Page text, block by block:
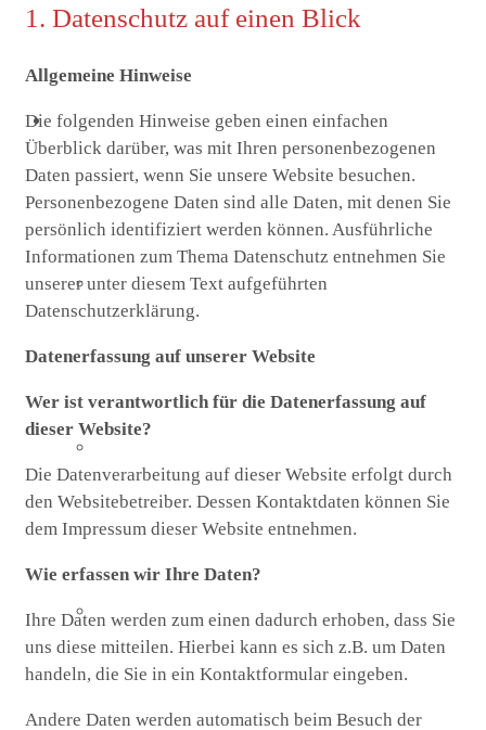
St. Marien
Marienkirche
Flügelaltar
1. Datenschutz auf einen Blick
Allgemeine Hinweise
Die folgenden Hinweise geben einen einfachen
Überblick darüber, was mit Ihren personenbezogenen
Daten passiert, wenn Sie unsere Website besuchen.
Personenbezogene Daten sind alle Daten, mit denen Sie
persönlich identifiziert werden können. Ausführliche
Informationen zum Thema Datenschutz entnehmen Sie
unserer unter diesem Text aufgeführten
Datenschutzerklärung.
Datenerfassung auf unserer Website
Wer ist verantwortlich für die Datenerfassung auf
dieser Website?
Die Datenverarbeitung auf dieser Website erfolgt durch
den Websitebetreiber. Dessen Kontaktdaten können Sie
dem Impressum dieser Website entnehmen.
Wie erfassen wir Ihre Daten?
Ihre Daten werden zum einen dadurch erhoben, dass Sie
uns diese mitteilen. Hierbei kann es sich z.B. um Daten
handeln, die Sie in ein Kontaktformular eingeben.
Andere Daten werden automatisch beim Besuch der